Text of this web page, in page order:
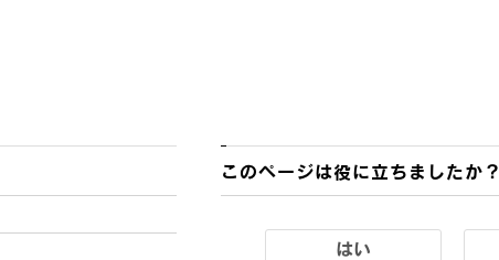
このページは役に立ちましたか？
はい